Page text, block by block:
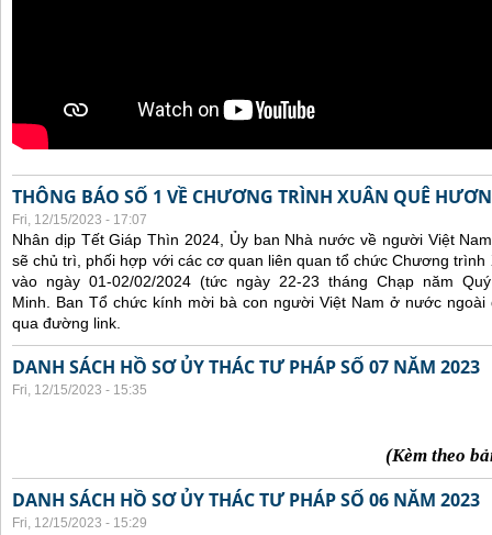
THÔNG BÁO SỐ 1 VỀ CHƯƠNG TRÌNH XUÂN QUÊ
Fri, 12/15/2023 - 17:07
Nhân dịp Tết Giáp Thìn 2024, Ủy ban Nhà nước về người Việt
sẽ chủ trì, phối hợp với các cơ quan liên quan tổ chức Chương
vào ngày 01-02/02/2024 (tức ngày 22-23 tháng Chạp năm
Minh. Ban Tổ chức kính mời bà con người Việt Nam ở nước
qua đường link.
DANH SÁCH HỒ SƠ ỦY THÁC TƯ PHÁP SỐ 07 NĂM 2023
Fri, 12/15/2023 - 15:35
(Kèm theo
DANH SÁCH HỒ SƠ ỦY THÁC TƯ PHÁP SỐ 06 NĂM 2023
Fri, 12/15/2023 - 15:29